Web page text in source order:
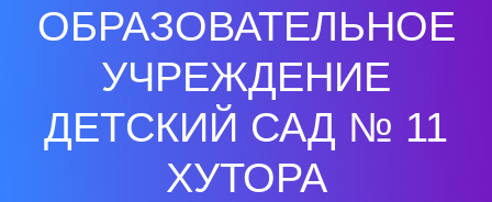
ОБРАЗОВАТЕЛЬНОЕ
УЧРЕЖДЕНИЕ
ДЕТСКИЙ САД № 11
ХУТОРА